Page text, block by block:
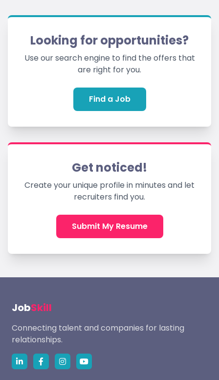
Looking for opportunities?
Use our search engine to find the offers that
are right for you.
Find a Job
Get noticed!
Create your unique profile in minutes and let
recruiters find you.
Submit My Resume
JobSkill
Connecting talent and companies for lasting
relationships.